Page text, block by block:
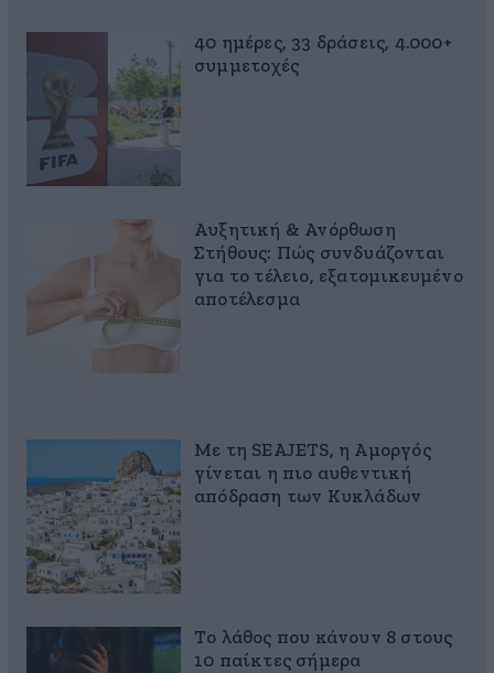
40 ημέρες, 33 δράσεις, 4.000+
συμμετοχές
Αυξητική & Ανόρθωση
Στήθους: Πώς συνδυάζονται
για το τέλειο, εξατομικευμένο
αποτέλεσμα
Με τη SEAJETS, η Αμοργός
γίνεται η πιο αυθεντική
απόδραση των Κυκλάδων
Το λάθος που κάνουν 8 στους
10 παίκτες σήμερα